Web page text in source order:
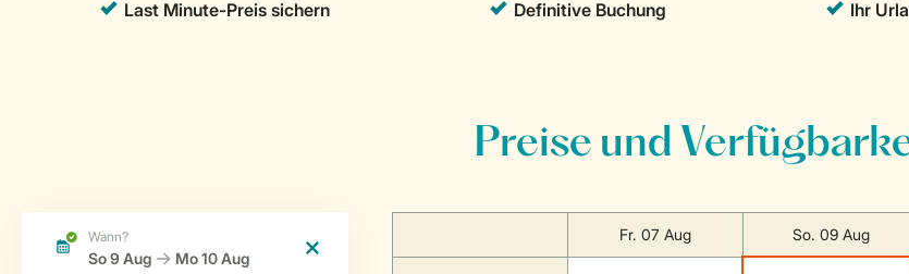
Preise und
Fr. 07 Aug So. 09 Aug